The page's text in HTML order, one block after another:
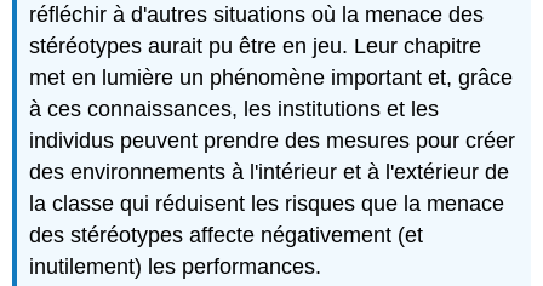
réfléchir à d'autres situations où la menace des
stéréotypes aurait pu être en jeu. Leur chapitre
met en lumière un phénomène important et, grâce
à ces connaissances, les institutions et les
individus peuvent prendre des mesures pour créer
des environnements à l'intérieur et à l'extérieur de
la classe qui réduisent les risques que la menace
des stéréotypes affecte négativement (et
inutilement) les performances.